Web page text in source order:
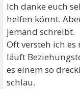
Ich danke euch
helfen könnt.
jemand schreibt.
Oft versteh ich es
läuft
es einem so
schlau.